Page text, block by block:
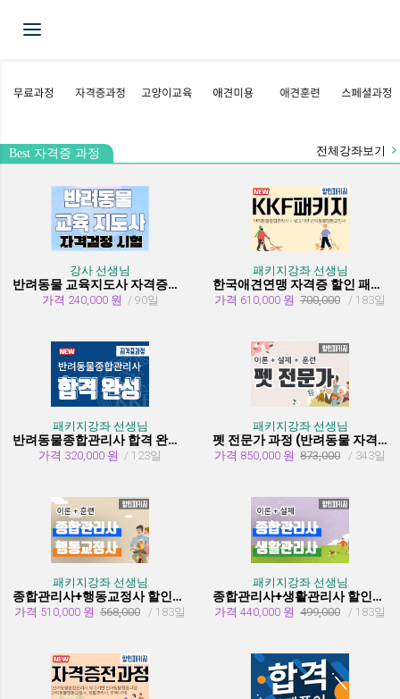
Toggle navigation
Best 자격증 과정 전체강좌보기
강사 선생님
반려동물 교육지도사 자격증과정
가격 240,000 원 / 90일
패키지강좌 선생님
한국애견연맹 자격증 할인 패키지 과정 (종합관리사 + 행동교정사)
가격 610,000 원 700,000 / 183일
패키지강좌 선생님
반려동물종합관리사 합격 완성 패키지
가격 320,000 원 / 123일
패키지강좌 선생님
펫 전문가 과정 (반려동물 자격증 취득과정)
가격 850,000 원 873,000 / 343일
패키지강좌 선생님
종합관리사+행동교정사 할인패키지과정
가격 510,000 원 568,000 / 183일
패키지강좌 선생님
종합관리사+생활관리사 할인패키지과정
가격 440,000 원 499,000 / 183일